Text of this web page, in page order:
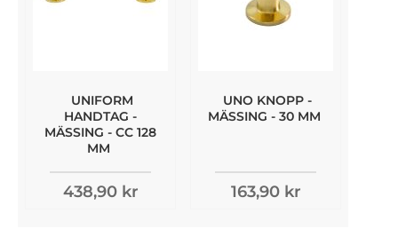
UNIFORM
HANDTAG -
MÄSSING - CC 128
MM
438,90 kr
UNO KNOPP -
MÄSSING - 30 MM
163,90 kr